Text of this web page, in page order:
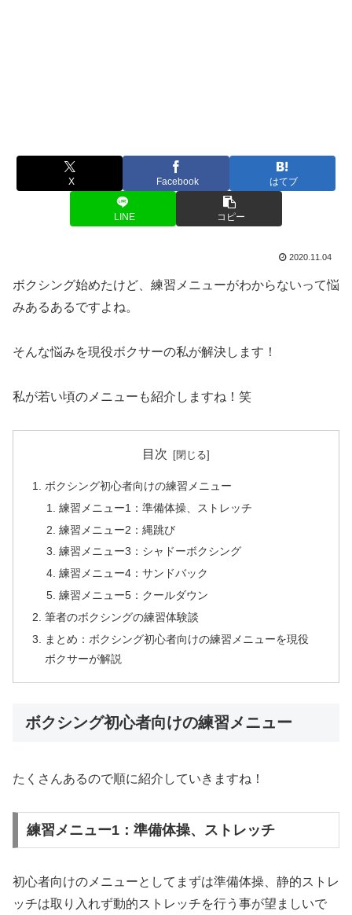
X Facebook はてブ
LINE コピー
2020.11.04
ボクシング始めたけど、練習メニューがわからないって悩
みあるあるですよね。
そんな悩みを現役ボクサーの私が解決します！
私が若い頃のメニューも紹介しますね！笑
目次
ボクシング初心者向けの練習メニュー
練習メニュー1：準備体操、ストレッチ
練習メニュー2：縄跳び
練習メニュー3：シャドーボクシング
練習メニュー4：サンドバック
練習メニュー5：クールダウン
筆者のボクシングの練習体験談
まとめ：ボクシング初心者向けの練習メニューを現役
ボクサーが解説
ボクシング初心者向けの練習メニュー
たくさんあるので順に紹介していきますね！
練習メニュー1：準備体操、ストレッチ
初心者向けのメニューとしてまずは準備体操、静的ストレ
ッチは取り入れず動的ストレッチを行う事が望ましいで